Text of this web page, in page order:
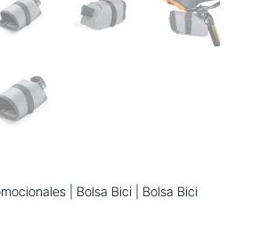
| Bolsa Bici | Bolsa Bici